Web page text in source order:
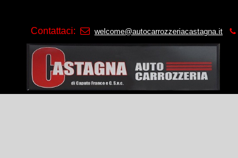
Contattaci: welcome@autocarrozzeriacastagna.it